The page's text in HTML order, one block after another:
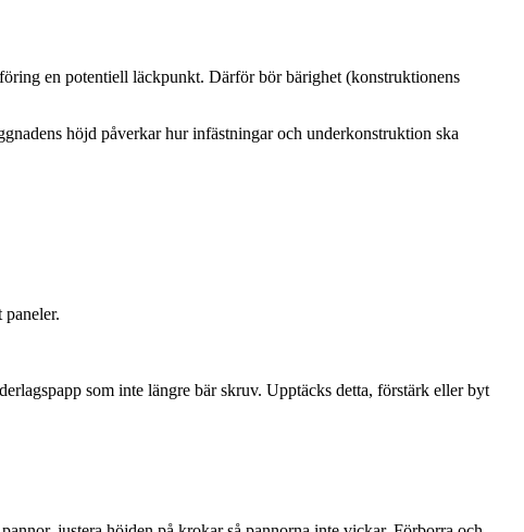
en potentiell läckpunkt. Därför bör bärighet (konstruktionens
höjd påverkar hur infästningar och underkonstruktion ska
som inte längre bär skruv. Upptäcks detta, förstärk eller byt